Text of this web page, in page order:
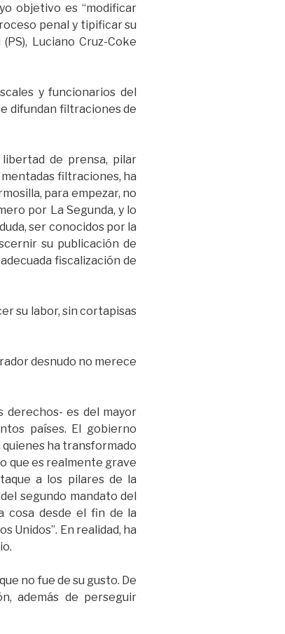
objetivo es “modificar
penal y tipificar su
Luciano Cruz-Coke
y funcionarios del
difundan filtraciones de
de prensa, pilar
filtraciones, ha
para empezar, no
por La Segunda, y lo
ser conocidos por la
su publicación de
fiscalización de
su labor, sin cortapisas
desnudo no merece
es del mayor
países. El gobierno
ha transformado
que es realmente grave
a los pilares de la
segundo mandato del
cosa desde el fin de la
Unidos”. En realidad, ha
no fue de su gusto. De
además de perseguir